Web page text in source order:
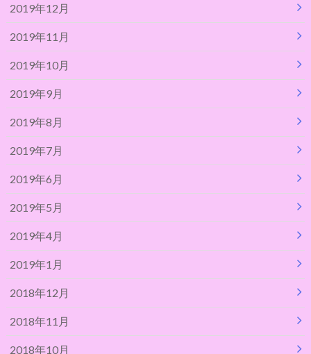
2019年12月
2019年11月
2019年10月
2019年9月
2019年8月
2019年7月
2019年6月
2019年5月
2019年4月
2019年1月
2018年12月
2018年11月
2018年10月